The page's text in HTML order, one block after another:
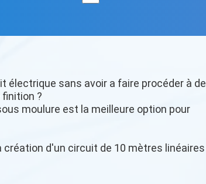
électrique sans avoir a faire procéder à de
?
moulure est la meilleure option pour
d'un circuit de 10 mètres linéaires